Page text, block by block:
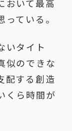
おいて最高
ている。
いタイト
似のできな
配する創造
くら時間が